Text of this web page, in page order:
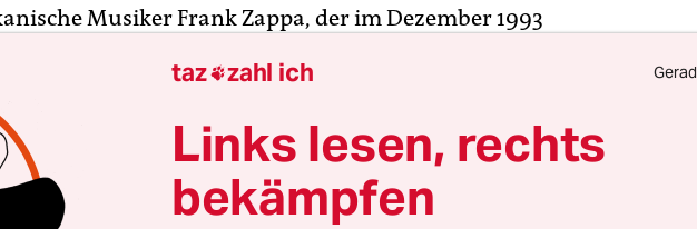
Musiker Frank Zappa, der im Dezember 1993
Störenfried, Bürgerschreck, Schock-Ästhet, Pop-
vermutlich ließe sich ein Büchlein mit den Etikettierungen
Frank Zappa zeitlebens bedacht wurde.
der wahre Frank Zappa? Ist es der wilde Verrückte, zu dem
taz zahl ich
Links lesen, rechts
bekämpfen